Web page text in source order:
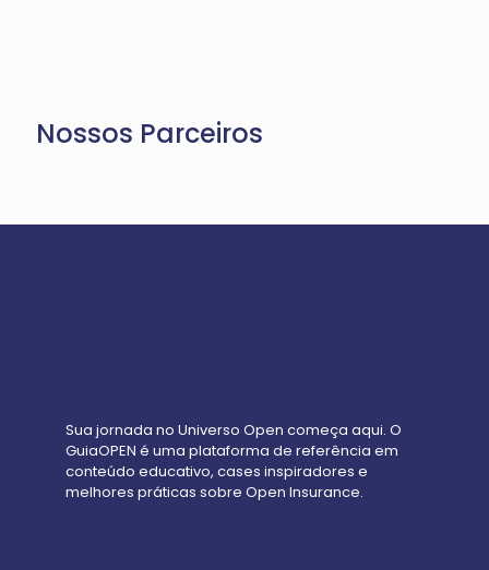
Nossos Parceiros
Sua jornada no Universo Open começa aqui. O
GuiaOPEN é uma plataforma de referência em
conteúdo educativo, cases inspiradores e
melhores práticas sobre Open Insurance.